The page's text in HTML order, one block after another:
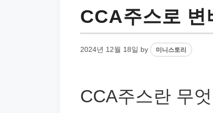
CCA주스로 변
2024년 12월 18일 by 미니스토리
CCA주스란 무